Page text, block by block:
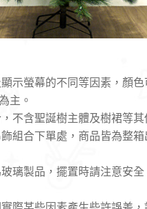
示螢幕的不同等因素，顏色
主。
不含聖誕樹主體及樹裙等其
組合下單處，商品皆為整箱
璃製品，擺置時請注意安